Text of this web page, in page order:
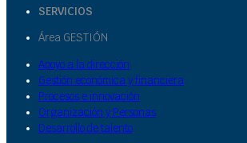
SERVICIOS
Área GESTIÓN
Apoyo a la dirección
Gestión económica y financiera
Procesos e innovación
Organización y Personas
Desarrollo de talento